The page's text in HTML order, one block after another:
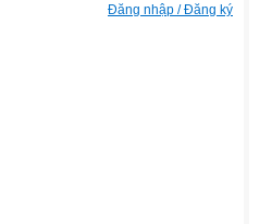
Đăng nhập / Đăng ký